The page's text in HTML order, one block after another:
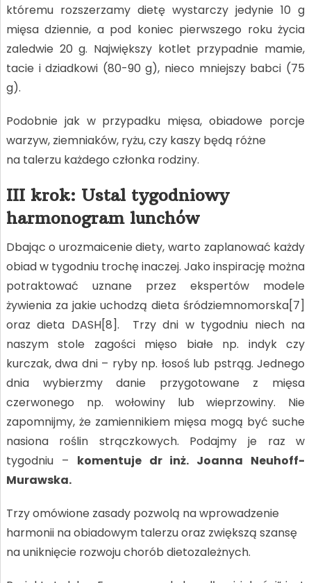
któremu rozszerzamy dietę wystarczy jedynie 10 g
mięsa dziennie, a pod koniec pierwszego roku życia
zaledwie 20 g. Największy kotlet przypadnie mamie,
tacie i dziadkowi (80-90 g), nieco mniejszy babci (75
g).
Podobnie jak w przypadku mięsa, obiadowe porcje
warzyw, ziemniaków, ryżu, czy kaszy będą różne
na talerzu każdego członka rodziny.
III krok: Ustal tygodniowy
harmonogram lunchów
Dbając o urozmaicenie diety, warto zaplanować każdy
obiad w tygodniu trochę inaczej. Jako inspirację można
potraktować uznane przez ekspertów modele
żywienia za jakie uchodzą dieta śródziemnomorska[7]
oraz dieta DASH[8]. Trzy dni w tygodniu niech na
naszym stole zagości mięso białe np. indyk czy
kurczak, dwa dni – ryby np. łosoś lub pstrąg. Jednego
dnia wybierzmy danie przygotowane z mięsa
czerwonego np. wołowiny lub wieprzowiny. Nie
zapomnijmy, że zamiennikiem mięsa mogą być suche
nasiona roślin strączkowych. Podajmy je raz w
tygodniu – komentuje dr inż. Joanna Neuhoff-
Murawska.
Trzy omówione zasady pozwolą na wprowadzenie
harmonii na obiadowym talerzu oraz zwiększą szansę
na uniknięcie rozwoju chorób dietozależnych.